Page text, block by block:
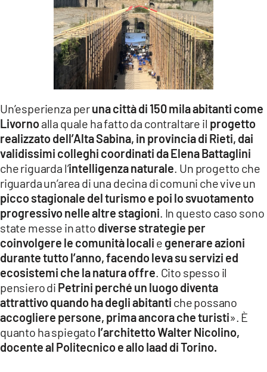
Un’esperienza peruna città di 150 mila abitanti come
Livornoalla quale ha fatto da contraltare il progetto
realizzato dell’Alta Sabina, in provincia di Rieti, dai
validissimi colleghi coordinati da Elena Battaglini
che riguarda l’intelligenza naturale. Un progetto che
riguarda un’area di una decina di comuni che vive un
picco stagionale del turismo e poi lo svuotamento
progressivo nelle altre stagioni. In questo caso sono
state messe in atto diverse strategie per
coinvolgere le comunità locali e generare azioni
durante tutto l’anno, facendo leva su servizi ed
ecosistemi che la natura offre. Cito spesso il
pensiero di Petrini perché un luogo diventa
attrattivo quando ha degli abitanti che possano
accogliere persone, prima ancora che turisti». È
quanto ha spiegato l’architetto Walter Nicolino,
docente al Politecnico e allo Iaad di Torino.